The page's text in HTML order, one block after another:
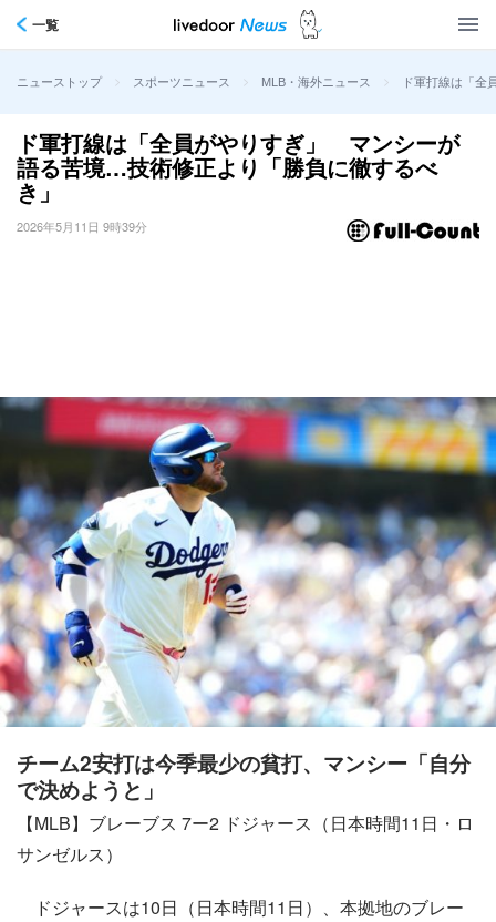
一覧
ニューストップ > スポーツニュース > MLB・海外ニュース > ド軍打線は「
ド軍打線は「全員がやりすぎ」 マンシーが
語る苦境…技術修正より「勝負に徹するべ
き」
2026年5月11日 9時39分
チーム2安打は今季最少の貧打、マンシー「自分
で決めようと」
【MLB】ブレーブス 7ー2 ドジャース（日本時間11日・ロ
サンゼルス）
ドジャースは10日（日本時間11日）、本拠地のブレー